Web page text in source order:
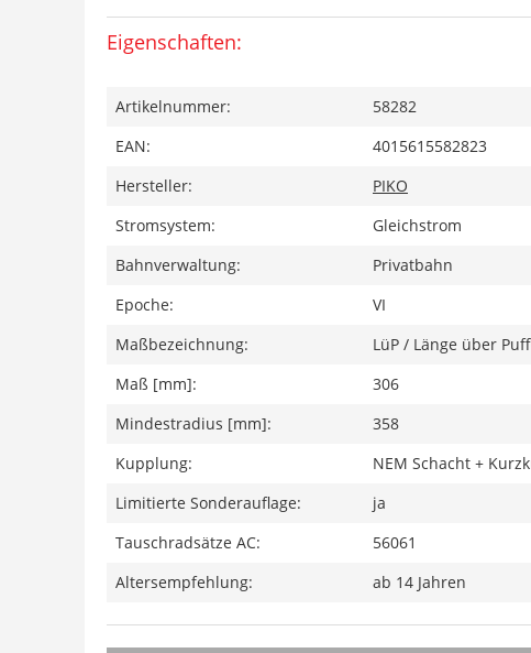
Eigenschaften:
Artikelnummer:
58282
EAN:
4015615582823
Hersteller:
PIKO
Stromsystem:
Gleichstrom
Bahnverwaltung:
Privatbahn
Epoche:
VI
Maßbezeichnung:
LüP / Länge über
Maß [mm]:
306
Mindestradius [mm]:
358
Kupplung:
NEM Schacht +
Limitierte Sonderauflage:
ja
Tauschradsätze AC:
56061
Altersempfehlung:
ab 14 Jahren